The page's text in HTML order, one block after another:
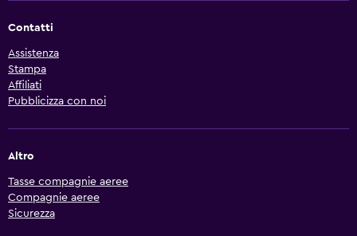
Contatti
Assistenza
Stampa
Affiliati
Pubblicizza con noi
Altro
Tasse compagnie aeree
Compagnie aeree
Sicurezza